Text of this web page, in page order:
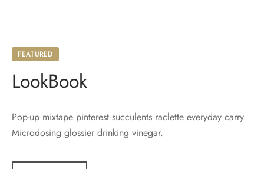
FEATURED
LookBook
Pop-up mixtape pinterest succulents raclette everyday carry.
Microdosing glossier drinking vinegar.